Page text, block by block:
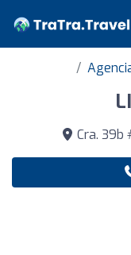
Cra. 39b